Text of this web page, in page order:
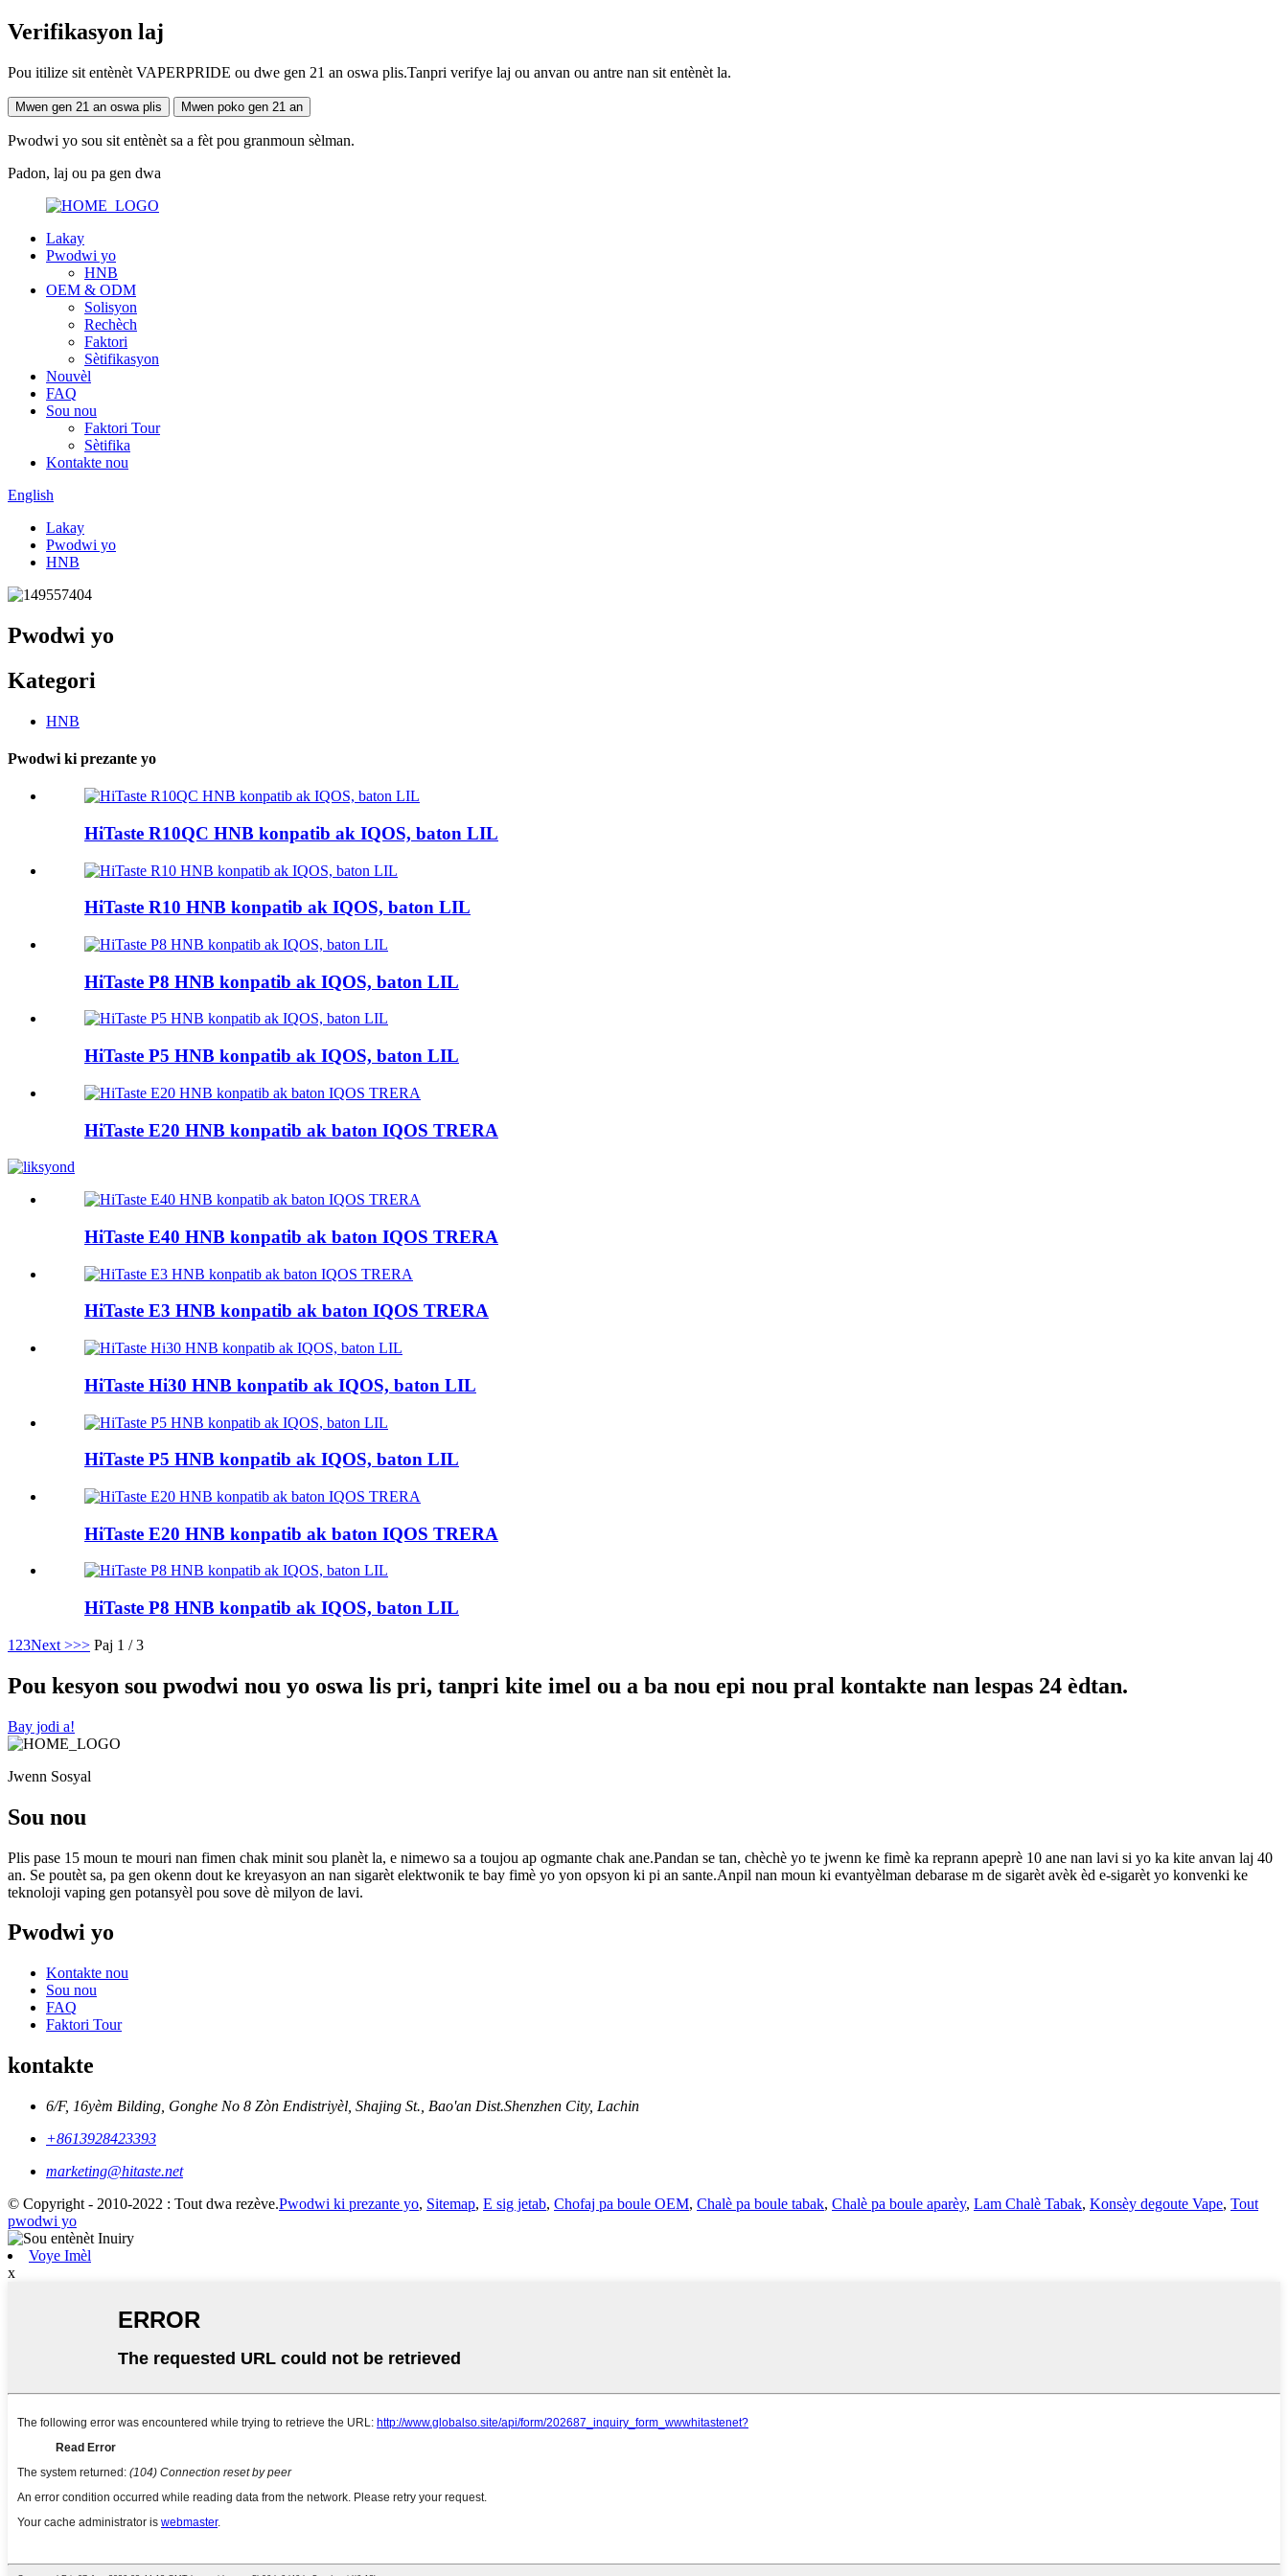
Verifikasyon laj
Pou itilize sit entènèt VAPERPRIDE ou dwe gen 21 an oswa plis.Tanpri verifye laj ou anvan ou antre nan sit entènèt la.
Mwen gen 21 an oswa plis Mwen poko gen 21 an
Pwodwi yo sou sit entènèt sa a fèt pou granmoun sèlman.
Padon, laj ou pa gen dwa
Lakay
Pwodwi yo
HNB
OEM & ODM
Solisyon
Rechèch
Faktori
Sètifikasyon
Nouvèl
FAQ
Sou nou
Faktori Tour
Sètifika
Kontakte nou
English
Lakay
Pwodwi yo
HNB
Pwodwi yo
Kategori
HNB
Pwodwi ki prezante yo
HiTaste R10QC HNB konpatib ak IQOS, baton LIL
HiTaste R10 HNB konpatib ak IQOS, baton LIL
HiTaste P8 HNB konpatib ak IQOS, baton LIL
HiTaste P5 HNB konpatib ak IQOS, baton LIL
HiTaste E20 HNB konpatib ak baton IQOS TRERA
HiTaste E40 HNB konpatib ak baton IQOS TRERA
HiTaste E3 HNB konpatib ak baton IQOS TRERA
HiTaste Hi30 HNB konpatib ak IQOS, baton LIL
HiTaste P5 HNB konpatib ak IQOS, baton LIL
HiTaste E20 HNB konpatib ak baton IQOS TRERA
HiTaste P8 HNB konpatib ak IQOS, baton LIL
1 23Next >>> Paj 1 / 3
Pou kesyon sou pwodwi nou yo oswa lis pri, tanpri kite imel ou a ba nou epi nou pral kontakte nan lespas 24 èdtan.
Bay jodi a!
Jwenn Sosyal
Sou nou
Plis pase 15 moun te mouri nan fimen chak minit sou planèt la, e nimewo sa a toujou ap ogmante chak ane.Pandan se tan, chèchè yo te jwenn ke fimè ka reprann apeprè 10 ane nan lavi si yo ka kite anvan laj 40
an. Se poutèt sa, pa gen okenn dout ke kreyasyon an nan sigarèt elektwonik te bay fimè yo yon opsyon ki pi an sante.Anpil nan moun ki evantyèlman debarase m de sigarèt avèk èd e-sigarèt yo konvenki ke
teknoloji vaping gen potansyèl pou sove dè milyon de lavi.
Pwodwi yo
Kontakte nou
Sou nou
FAQ
Faktori Tour
kontakte
6/F, 16yèm Bilding, Gonghe No 8 Zòn Endistriyèl, Shajing St., Bao'an Dist.Shenzhen City, Lachin
+8613928423393
marketing@hitaste.net
© Copyright - 2010-2022 : Tout dwa rezève.Pwodwi ki prezante yo, Sitemap, E sig jetab, Chofaj pa boule OEM, Chalè pa boule tabak, Chalè pa boule aparèy, Lam Chalè Tabak, Konsèy degoute Vape, Tout
pwodwi yo
Voye Imèl
x